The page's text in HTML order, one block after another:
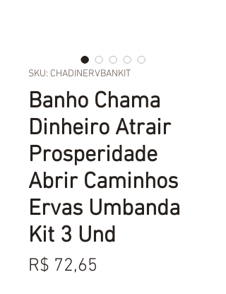
SKU: CHADINERVBANKIT
Banho Chama
Dinheiro Atrair
Prosperidade
Abrir Caminhos
Ervas Umbanda
Kit 3 Und
R$ 72,65